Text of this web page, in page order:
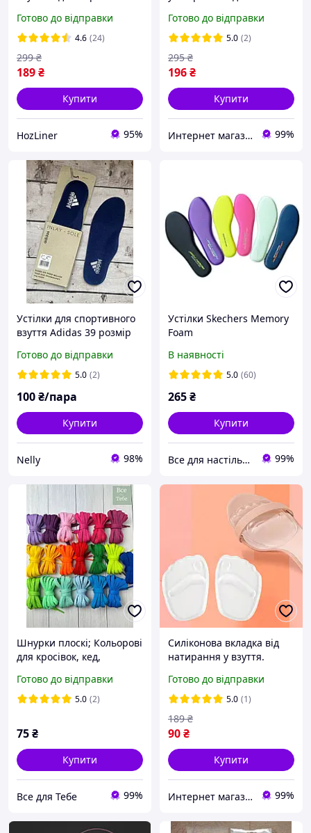
під п'ятку вставки для
взуття для зменшення
розміру 5 мм
Готово до відправки
4.6 (24)
189₴
299 ₴
Купити
HozLiner 95%
ортопедичні 40-46р для
спортивного взуття
Готово до відправки
5.0 (2)
196₴
295 ₴
Купити
Интернет магазин GoGoShop 99%
Устілки для спортивного
взуття Adidas 39 розмір
Готово до відправки
5.0 (2)
100₴/пара
Купити
Nelly 98%
Устілки Skechers Memory
Foam
В наявності
5.0 (60)
265₴
Купити
Все для настільного тенісу 99%
Шнурки плоскі; Кольорові
для кросівок, кед,
Готово до відправки
5.0 (2)
75₴
Купити
Все для Тебе 99%
Силіконова вкладка від
натирання у взуття.
взуття для пом'якшення
основи взуття
Готово до відправки
5.0 (1)
90₴
189 ₴
Купити
Интернет магазин GoGoShop 99%